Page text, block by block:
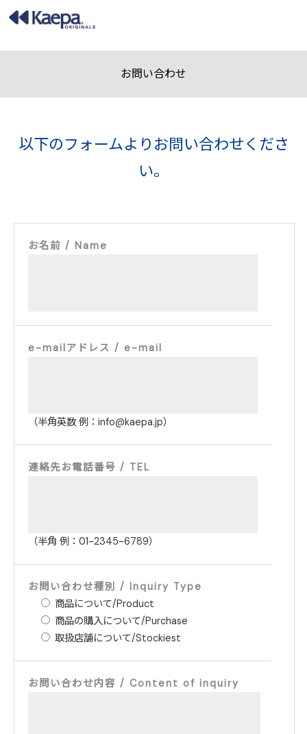
お問い合わせ
以下のフォームよりお問い合わせくださ
い。
お名前 / Name
e-mailアドレス / e-mail
（半角英数 例：info@kaepa.jp）
連絡先お電話番号 / TEL
（半角 例：01-2345-6789）
お問い合わせ種別 / Inquiry Type
商品について/Product
商品の購入について/Purchase
取扱店舗について/Stockiest
お問い合わせ内容 / Content of inquiry